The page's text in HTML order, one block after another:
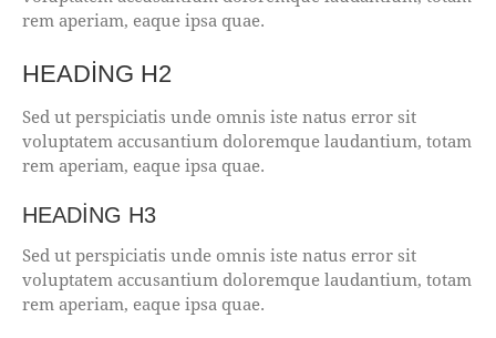
rem aperiam, eaque ipsa quae.
HEADING H2
Sed ut perspiciatis unde omnis iste natus error sit
voluptatem accusantium doloremque laudantium, totam
rem aperiam, eaque ipsa quae.
HEADING H3
Sed ut perspiciatis unde omnis iste natus error sit
voluptatem accusantium doloremque laudantium, totam
rem aperiam, eaque ipsa quae.